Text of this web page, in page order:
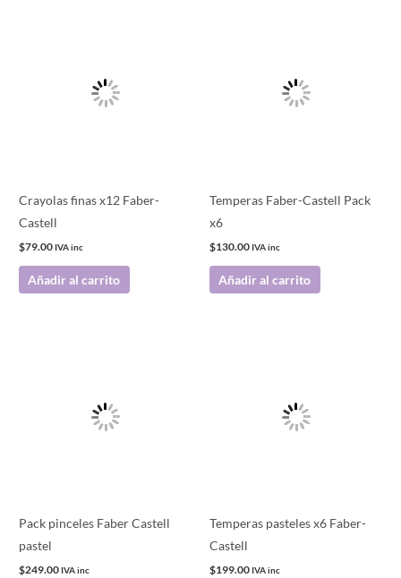
Crayolas finas x12 Faber-
Castell
$79.00 IVA inc
Añadir al carrito
Temperas Faber-Castell Pack
x6
$130.00 IVA inc
Añadir al carrito
Pack pinceles Faber Castell
pastel
$249.00 IVA inc
Temperas pasteles x6 Faber-
Castell
$199.00 IVA inc